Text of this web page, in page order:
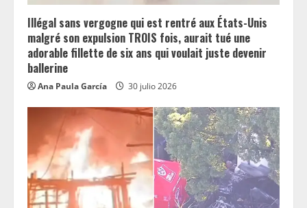
Illégal sans vergogne qui est rentré aux États-Unis
malgré son expulsion TROIS fois, aurait tué une
adorable fillette de six ans qui voulait juste devenir
ballerine
Ana Paula García 30 julio 2026